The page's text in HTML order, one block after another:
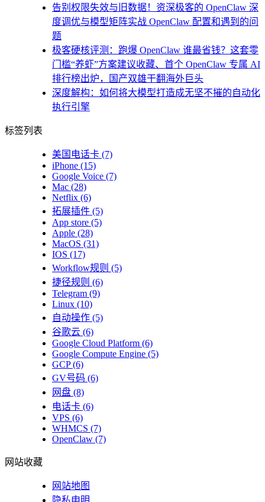
告别权限失效与旧数据！资深极客的 OpenClaw 深
度调优与模型矩阵实战 OpenClaw 配置和遇到的问
题
极客硬核评测：跑爆 OpenClaw 谁最省钱？这套零
门槛“养虾”方案建议收藏、首个 OpenClaw 专属 AI
排行榜出炉，国产双雄干翻海外巨头
深度解构：如何将大模型打造成无坚不摧的自动化
执行引擎
标签列表
美国电话卡 (7)
iPhone (15)
Google Voice (7)
Mac (28)
Netflix (6)
拓展插件 (5)
App store (5)
Apple (28)
MacOS (31)
IOS (17)
Workflow规则 (5)
捷径规则 (6)
Telegram (9)
Linux (10)
自动操作 (5)
谷歌云 (6)
Google Cloud Platform (6)
Google Compute Engine (5)
GCP(6)
GV号码 (6)
网盘 (8)
电话卡 (6)
VPS (6)
WHMCS (7)
OpenClaw (7)
网站收藏
网站地图